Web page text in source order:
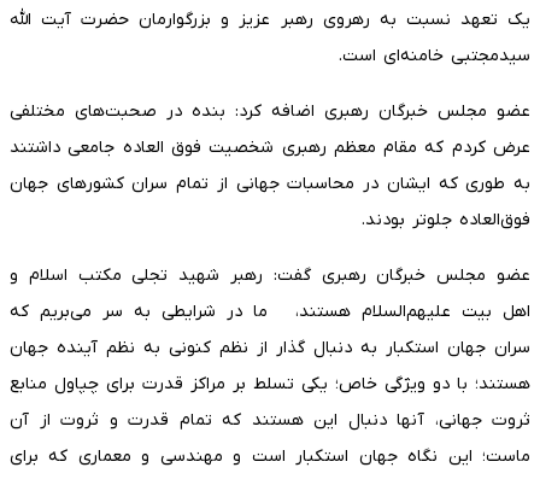
یک تعهد نسبت به رهروی رهبر عزیز و بزرگوارمان حضرت آیت الله
سیدمجتبی خامنه‌ای است.
عضو مجلس خبرگان رهبری اضافه کرد: بنده در صحبت‌های مختلفی
عرض کردم که مقام معظم رهبری شخصیت فوق العاده جامعی داشتند
به طوری که ایشان در محاسبات جهانی از تمام سران کشورهای جهان
فوق‌العاده جلوتر بودند.
عضو مجلس خبرگان رهبری گفت: رهبر شهید تجلی مکتب اسلام و
اهل بیت علیهم‌السلام هستند، ما در شرایطی به سر می‌بریم که
سران جهان استکبار به دنبال گذار از نظم کنونی به نظم آینده جهان
هستند؛ با دو ویژگی خاص؛ یکی تسلط بر مراکز قدرت برای چپاول منابع
ثروت جهانی، آنها دنبال این هستند که تمام قدرت و ثروت از آن
ماست؛ این نگاه جهان استکبار است و مهندسی و معماری که برای